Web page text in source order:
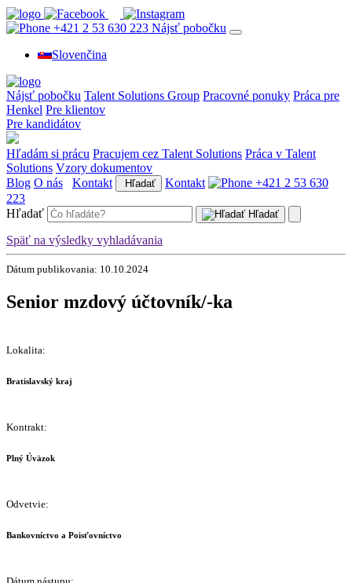
+421 2 53 630 223 Nájsť pobočku
Slovenčina
Nájsť pobočku Talent Solutions Group Pracovné ponuky Práca pre
Henkel Pre klientov
Pre kandidátov
Hľadám si prácu Pracujem cez Talent Solutions Práca v Talent
Solutions Vzory dokumentov
Blog O nás Kontakt Hľadať Kontakt
+421 2 53 630
223
Hľadať
Hľadať
Späť na výsledky vyhladávania
Dátum publikovania: 10.10.2024
Senior mzdový účtovník/-ka
Lokalita:
Bratislavský kraj
Kontrakt:
Plný Úväzok
Odvetvie:
Bankovníctvo a Poisťovníctvo